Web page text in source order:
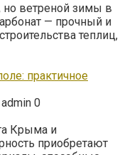
но ветреной зимы в
— прочный и
теплиц,
практичное
admin 0
Крыма и
приобретают